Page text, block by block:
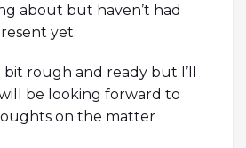
about but haven’t had
yet.
rough and ready but I’ll
be looking forward to
on the matter